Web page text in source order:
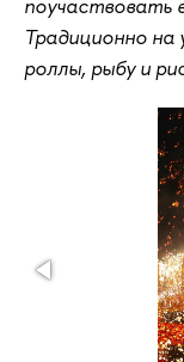
Традиционно на
роллы, рыбу и